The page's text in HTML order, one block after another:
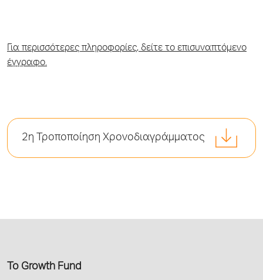
Για περισσότερες πληροφορίες, δείτε το επισυναπτόμενο
έγγραφο.
2η Τροποποίηση Χρονοδιαγράμματος
Το Growth Fund